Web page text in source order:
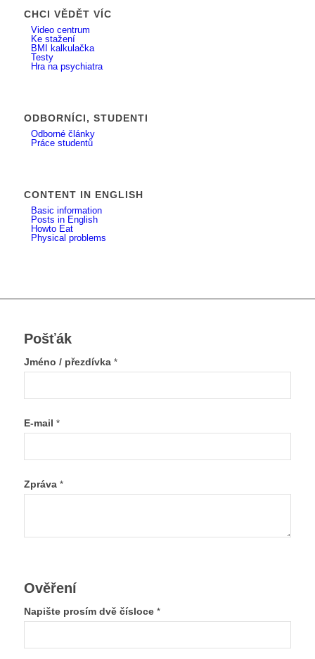
CHCI VĚDĚT VÍC
Video centrum
Ke stažení
BMI kalkulačka
Testy
Hra na psychiatra
ODBORNÍCI, STUDENTI
Odborné články
Práce studentů
CONTENT IN ENGLISH
Basic information
Posts in English
Howto Eat
Physical problems
Pošťák
Jméno / přezdívka *
E-mail *
Zpráva *
Ověření
Napište prosím dvě čísloce *